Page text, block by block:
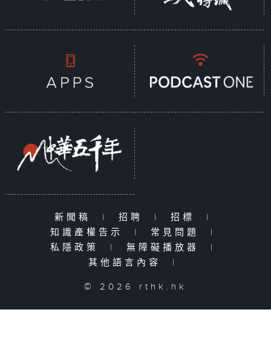
新聞稿 | 招聘 | 招標
|
知識產權告示
| 常見問題
|
私隱政策
| 無障礙播放器
|
其他語言內容
|
© 2026 rthk.hk